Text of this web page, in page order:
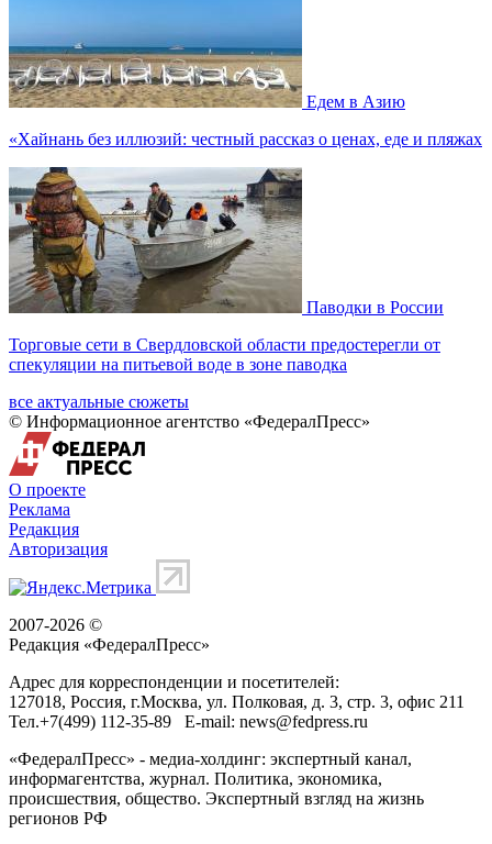
Едем в Азию
«Хайнань без иллюзий: честный рассказ о ценах, еде и пляжах
Паводки в России
Торговые сети в Свердловской области предостерегли от
спекуляции на питьевой воде в зоне паводка
все актуальные сюжеты
© Информационное агентство «ФедералПресс»
О проекте
Реклама
Редакция
Авторизация
2007-2026 ©
Редакция «ФедералПресс»
Адрес для корреспонденции и посетителей:
127018, Россия, г.Москва, ул. Полковая, д. 3, стр. 3, офис 211
Тел.+7(499) 112-35-89 E-mail: news@fedpress.ru
«ФедералПресс» - медиа-холдинг: экспертный канал,
информагентства, журнал. Политика, экономика,
происшествия, общество. Экспертный взгляд на жизнь
регионов РФ